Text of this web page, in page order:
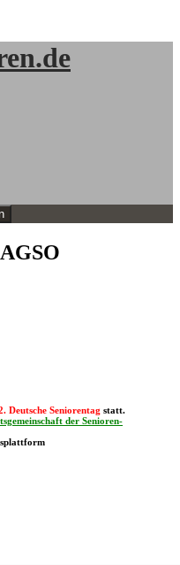
Deutsche Seniorentag statt.
der Senioren-